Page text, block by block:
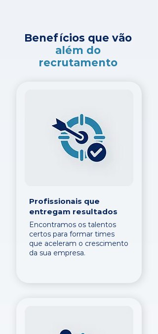
Benefícios que vão
além do
recrutamento
Profissionais que
entregam resultados
Encontramos os talentos
certos para formar times
que aceleram o crescimento
da sua empresa.